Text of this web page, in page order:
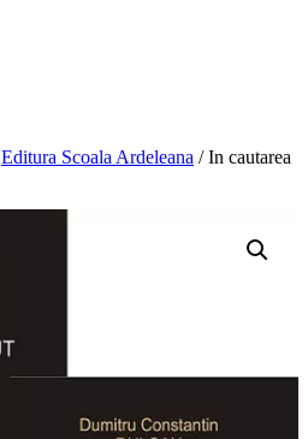
Editura Scoala Ardeleana / In cautarea